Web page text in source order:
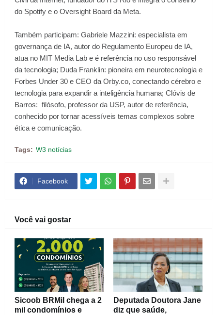
do Spotify e o Oversight Board da Meta.
Também participam: Gabriele Mazzini: especialista em
governança de IA, autor do Regulamento Europeu de IA,
atua no MIT Media Lab e é referência no uso responsável
da tecnologia; Duda Franklin: pioneira em neurotecnologia e
Forbes Under 30 e CEO da Orby.co, conectando cérebro e
tecnologia para expandir a inteligência humana; Clóvis de
Barros: filósofo, professor da USP, autor de referência,
conhecido por tornar acessíveis temas complexos sobre
ética e comunicação.
Tags: W3 notícias
Facebook
Você vai gostar
Sicoob BRMil chega a 2
mil condomínios e
Deputada Doutora Jane
diz que saúde,